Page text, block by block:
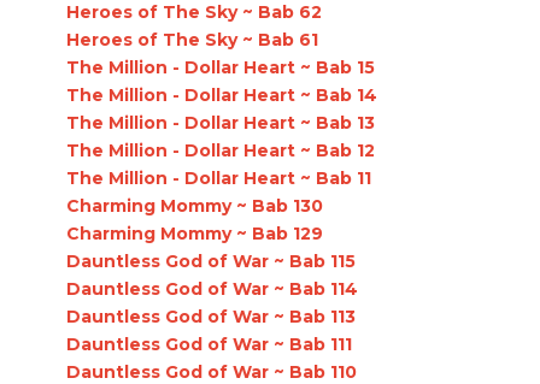
Heroes of The Sky ~ Bab 62
Heroes of The Sky ~ Bab 61
The Million - Dollar Heart ~ Bab 15
The Million - Dollar Heart ~ Bab 14
The Million - Dollar Heart ~ Bab 13
The Million - Dollar Heart ~ Bab 12
The Million - Dollar Heart ~ Bab 11
Charming Mommy ~ Bab 130
Charming Mommy ~ Bab 129
Dauntless God of War ~ Bab 115
Dauntless God of War ~ Bab 114
Dauntless God of War ~ Bab 113
Dauntless God of War ~ Bab 111
Dauntless God of War ~ Bab 110